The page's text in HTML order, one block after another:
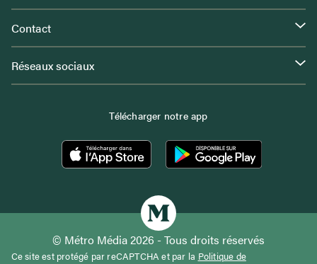
Contact
Réseaux sociaux
Télécharger notre app
© Métro Média 2026 - Tous droits réservés
Ce site est protégé par reCAPTCHA et par la Politique de